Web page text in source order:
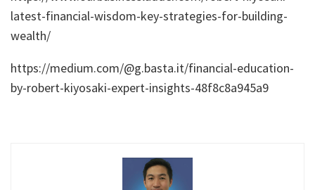
latest-financial-wisdom-key-strategies-for-building-
wealth/
https://medium.com/@g.basta.it/financial-education-
by-robert-kiyosaki-expert-insights-48f8c8a945a9